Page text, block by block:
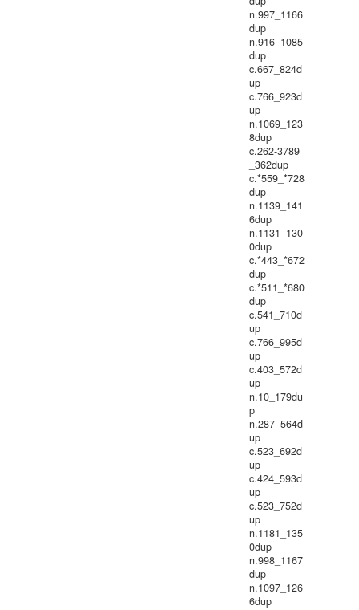
n.997_1166
dup
n.916_1085
dup
c.667_824d
up
c.766_923d
up
n.1069_123
8dup
c.262-3789
_362dup
c.*559_*728
dup
n.1139_141
6dup
n.1131_130
0dup
c.*443_*672
dup
c.*511_*680
dup
c.541_710d
up
c.766_995d
up
c.403_572d
up
n.10_179du
p
n.287_564d
up
c.523_692d
up
c.424_593d
up
c.523_752d
up
n.1181_135
0dup
n.998_1167
dup
n.1097_126
6dup